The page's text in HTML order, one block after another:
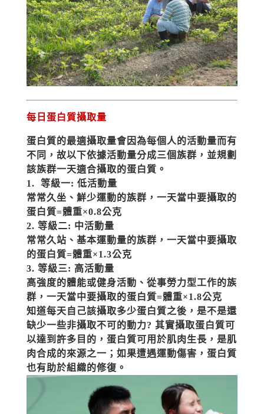
每日蛋白質攝取量
蛋白質的最適攝取量會因為每個人的活動量而有
不同，故以下依據活動量分成三個族群，並規劃
該族群一天適合攝取的蛋白質。
1.
等級一: 低活動量
常常久坐、鮮少運動的族群，一天當中要攝取的
蛋白質=體重×0.8公克
2. 等級二: 中活動量
常常久站、基本運動量的族群，一天當中要攝取
的蛋白質=體重×1.3公克
3. 等級三: 高活動量
高強度的體能或健身活動、從事勞力型工作的族
群，一天當中要攝取的蛋白質=體重×1.8公克
知道每天自己該攝取多少蛋白質之後，是不是還
缺少一些非攝取不可的動力? 其實攝取蛋白質可
以達到許多目的，蛋白質可用於肌肉生長，是肌
肉合成的來源之一；如果遭遇運動傷害，蛋白質
也有助於組織的修復。